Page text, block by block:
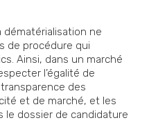
ne
de procédure qui
Ainsi, dans un marché
l’égalité de
des
et de marché, et les
dossier de candidature